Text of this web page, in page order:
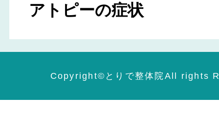
アトピーの症状
Copyright©️とりで整体院All rights